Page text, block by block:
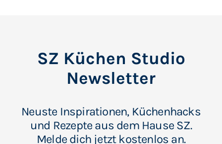
SZ Küchen Studio
Newsletter
Neuste Inspirationen, Küchenhacks
und Rezepte aus dem Hause SZ.
Melde dich jetzt kostenlos an.